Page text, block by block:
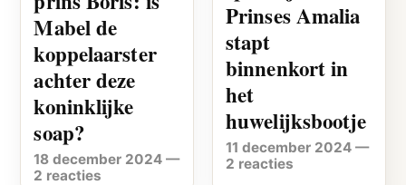
Mabel de
koppelaarster
achter deze
koninklijke
soap?
18 december 2024 —
2 reacties
Prinses Amalia
stapt
binnenkort in
het
huwelijksbootje
11 december 2024 —
2 reacties